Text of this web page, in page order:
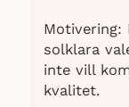
Motivering:
solklara
inte vill
kvalitet.